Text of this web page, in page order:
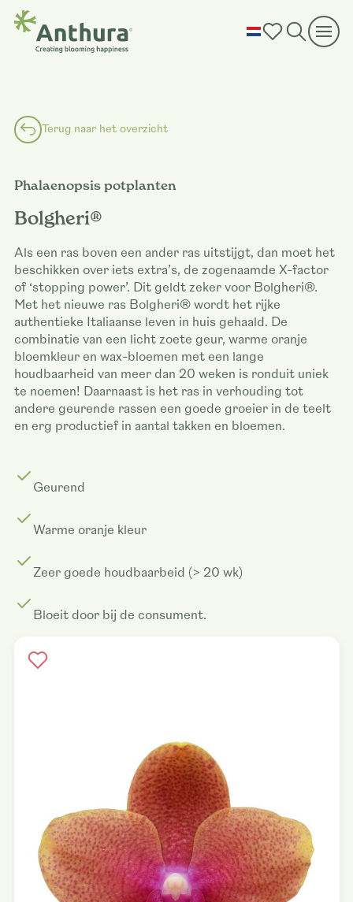
Terug naar het overzicht
Phalaenopsis potplanten
Bolgheri®
Als een ras boven een ander ras uitstijgt, dan moet het
beschikken over iets extra’s, de zogenaamde X-factor
of ‘stopping power’. Dit geldt zeker voor Bolgheri®.
Met het nieuwe ras Bolgheri® wordt het rijke
authentieke Italiaanse leven in huis gehaald. De
combinatie van een licht zoete geur, warme oranje
bloemkleur en wax-bloemen met een lange
houdbaarheid van meer dan 20 weken is ronduit uniek
te noemen! Daarnaast is het ras in verhouding tot
andere geurende rassen een goede groeier in de teelt
en erg productief in aantal takken en bloemen.
Geurend
Warme oranje kleur​
Zeer goede houdbaarbeid (> 20 wk)
Bloeit door bij de consument.